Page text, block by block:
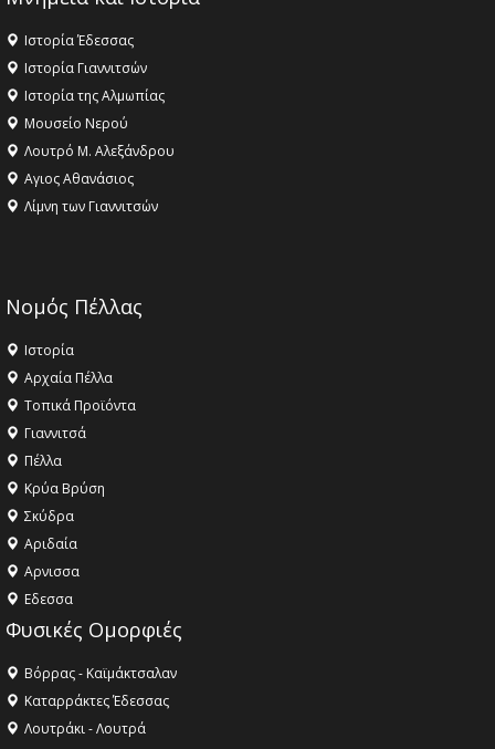
Ιστορία Έδεσσας
Ιστορία Γιαννιτσών
Ιστορία της Αλμωπίας
Μουσείο Νερού
Λουτρό Μ. Αλεξάνδρου
Αγιος Αθανάσιος
Λίμνη των Γιαννιτσών
Νομός Πέλλας
Ιστορία
Αρχαία Πέλλα
Τοπικά Προϊόντα
Γιαννιτσά
Πέλλα
Κρύα Βρύση
Σκύδρα
Αριδαία
Aρνισσα
Eδεσσα
Φυσικές Ομορφιές
Βόρρας - Καϊμάκτσαλαν
Καταρράκτες Έδεσσας
Λουτράκι - Λουτρά